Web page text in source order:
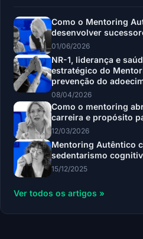
Como o Mentoring
desenvolver
01/06/2026
NR-1, liderança e
estratégico do
prevenção do
08/04/2026
Como o mentoring
carreira e propósito
12/03/2026
Mentoring Autêntico
sedentarismo
15/12/2025
Ver todos os artigos »